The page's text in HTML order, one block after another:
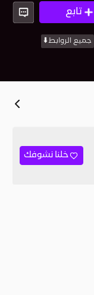
تابع
جميع الروابط⬇️
خلنا نشوفك